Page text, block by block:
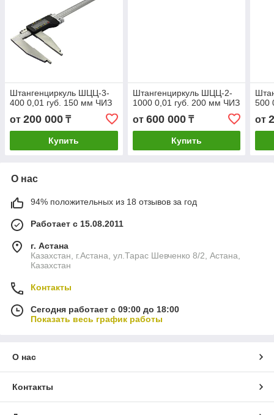
Штангенциркуль ШЦЦ-3-
400 0,01 губ. 150 мм ЧИЗ
от 200 000 ₸
Купить
Штангенциркуль ШЦЦ-2-
1000 0,01 губ. 200 мм ЧИЗ
от 600 000₸
Купить
500
от
О нас
94% положительных из 18 отзывов за год
Работает с 15.08.2011
г. Астана
Казахстан, г.Астана, ул.Тарас Шевченко 8/2, Астана,
Казахстан
Контакты
Сегодня работает с 09:00 до 18:00
Показать весь график работы
О нас
Контакты